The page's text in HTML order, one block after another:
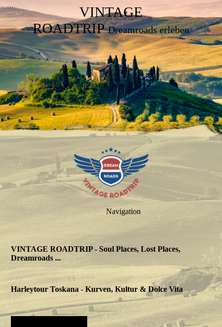
VINTAGE
ROADTRIPDreamroads erleben
Navigation
VINTAGE ROADTRIP - Soul Places, Lost Places,
Dreamroads ...
Harleytour Toskana - Kurven, Kultur & Dolce Vita